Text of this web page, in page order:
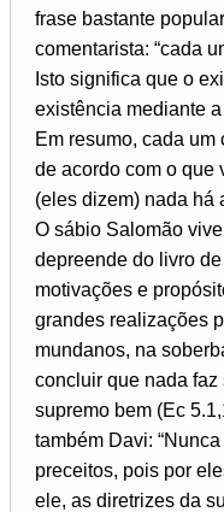
frase bastante
comentarista: “cada
Isto significa que o
existência mediante
Em resumo, cada
de acordo com o que
(eles dizem) nada há
O sábio Salomão
depreende do livro
motivações e
grandes realizações
mundanos, na
concluir que nada
supremo bem (Ec
também Davi:
preceitos, pois por
ele, as diretrizes da